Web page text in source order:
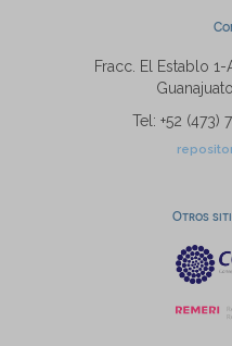
Fracc. El Establo
Tel: +52 (473)
Otros